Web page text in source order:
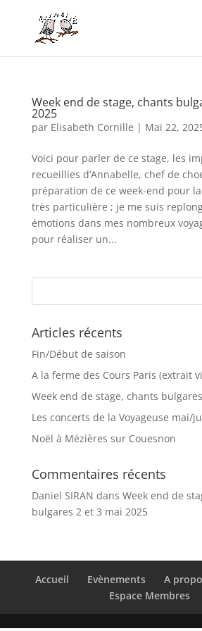
Week end de stage, chants
2025
par Elisabeth Cornille | Mai 22,
Voici pour parler de ce stage, les
recueillies d’Annabelle, chef de
préparation de ce week-end pour la
très particulière ; je me suis
émotions dans mes nombreux
pour réaliser un...
Articles récents
Fin/Début de saison
A la ferme des Cours Paris (extrait
Week end de stage, chants
Les concerts de la Voyageuse mai/
Noël à Mézières sur Couesnon
Commentaires récents
Daniel SIRAN dans Week end de
bulgares 2 et 3 mai 2025
Accueil Evènements A
Espace Membres